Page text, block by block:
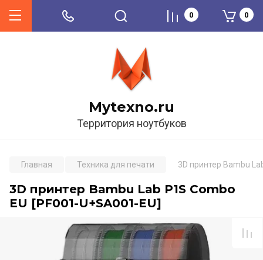
Mytexno.ru
Территория ноутбуков
0 0
Главная Техника для печати 3D принтер Bambu
3D принтер Bambu Lab P1S Combo
EU [PF001-U+SA001-EU]